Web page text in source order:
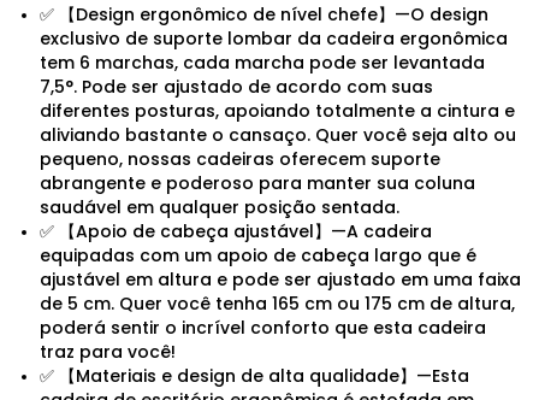
✅ 【Design ergonômico de nível chefe】—O design
exclusivo de suporte lombar da cadeira ergonômica
tem 6 marchas, cada marcha pode ser levantada
7,5°. Pode ser ajustado de acordo com suas
diferentes posturas, apoiando totalmente a cintura e
aliviando bastante o cansaço. Quer você seja alto ou
pequeno, nossas cadeiras oferecem suporte
abrangente e poderoso para manter sua coluna
saudável em qualquer posição sentada.
✅ 【Apoio de cabeça ajustável】—A cadeira
equipadas com um apoio de cabeça largo que é
ajustável em altura e pode ser ajustado em uma faixa
de 5 cm. Quer você tenha 165 cm ou 175 cm de altura,
poderá sentir o incrível conforto que esta cadeira
traz para você!
✅ 【Materiais e design de alta qualidade】—Esta